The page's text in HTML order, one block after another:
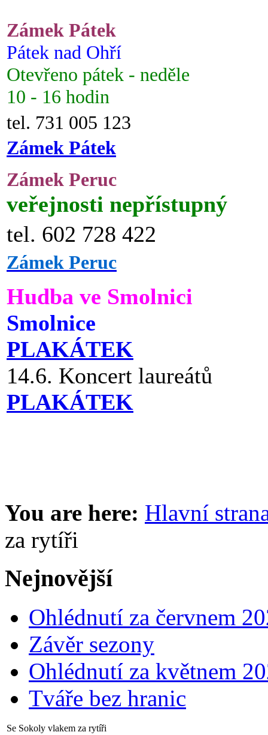
Zámek Pátek
Pátek nad Ohří
Otevřeno pátek - neděle
10 - 16 hodin
tel. 731 005 123
Zámek Pátek
Zámek Peruc
veřejnosti nepřístupný
tel. 602 728 422
Zámek Peruc
Hudba ve Smolnici
Smolnice
PLAKÁTEK
14.6. Koncert laureátů
PLAKÁTEK
You are here: Hlavní
za rytíři
Nejnovější
Ohlédnutí za červnem
Závěr sezony
Ohlédnutí za květnem
Tváře bez hranic
Se Sokoly vlakem za rytíři